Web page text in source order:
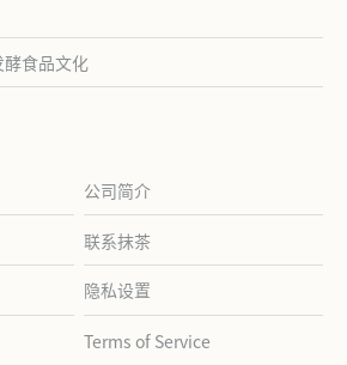
酵食品文化
公司简介
联系抹茶
隐私设置
Terms of Service